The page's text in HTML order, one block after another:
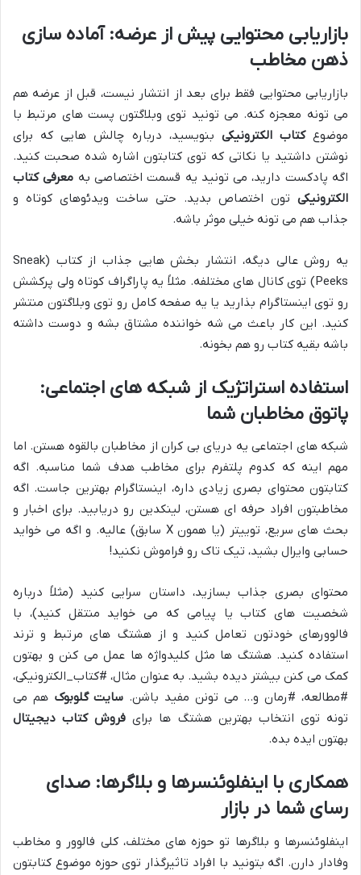
بازاریابی محتوایی پیش از عرضه: آماده سازی
ذهن مخاطب
بازاریابی محتوایی فقط برای بعد از انتشار نیست، قبل از عرضه هم
می تونه معجزه کنه. می تونید توی وبلاگتون پست های مرتبط با
موضوعکتاب الکترونیکی بنویسید، درباره چالش هایی که برای
نوشتن داشتید یا نکاتی که توی کتابتون اشاره شده صحبت کنید.
اگه پادکست دارید، می تونید یه قسمت اختصاصی به معرفی کتاب
الکترونیکی تون اختصاص بدید. حتی ساخت ویدئوهای کوتاه و
جذاب هم می تونه خیلی موثر باشه.
یه روش عالی دیگه، انتشار بخش هایی جذاب از کتاب (Sneak
Peeks) توی کانال های مختلفه. مثلاً یه پاراگراف کوتاه ولی پرکشش
رو توی اینستاگرام بذارید یا یه صفحه کامل رو توی وبلاگتون منتشر
کنید. این کار باعث می شه خواننده مشتاق بشه و دوست داشته
باشه بقیه کتاب رو هم بخونه.
استفاده استراتژیک از شبکه های اجتماعی:
پاتوق مخاطبان شما
شبکه های اجتماعی یه دریای بی کران از مخاطبان بالقوه هستن. اما
مهم اینه که کدوم پلتفرم برای مخاطب هدف شما مناسبه. اگه
کتابتون محتوای بصری زیادی داره، اینستاگرام بهترین جاست. اگه
مخاطبتون افراد حرفه ای هستن، لینکدین رو دریابید. برای اخبار و
بحث های سریع، توییتر (یا همون X سابق) عالیه. و اگه می خواید
حسابی وایرال بشید، تیک تاک رو فراموش نکنید!
محتوای بصری جذاب بسازید، داستان سرایی کنید (مثلاً درباره
شخصیت های کتاب یا پیامی که می خواید منتقل کنید)، با
فالوورهای خودتون تعامل کنید و از هشتگ های مرتبط و ترند
استفاده کنید. هشتگ ها مثل کلیدواژه ها عمل می کنن و بهتون
کمک می کنن بیشتر دیده بشید. به عنوان مثال، #کتاب_الکترونیکی،
#مطالعه، #رمان و… می تونن مفید باشن. سایت گلوبوک هم می
تونه توی انتخاب بهترین هشتگ ها برای فروش کتاب دیجیتال
بهتون ایده بده.
همکاری با اینفلوئنسرها و بلاگرها: صدای
رسای شما در بازار
اینفلوئنسرها و بلاگرها تو حوزه های مختلف، کلی فالوور و مخاطب
وفادار دارن. اگه بتونید با افراد تاثیرگذار توی حوزه موضوع کتابتون